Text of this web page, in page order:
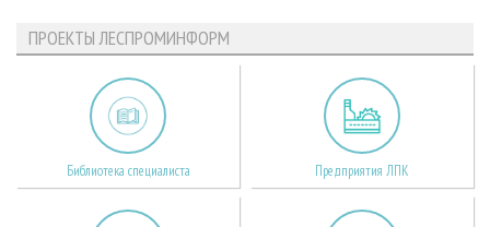
ПРОЕКТЫ ЛЕСПРОМИНФОРМ
Библиотека специалиста Предприятия ЛПК